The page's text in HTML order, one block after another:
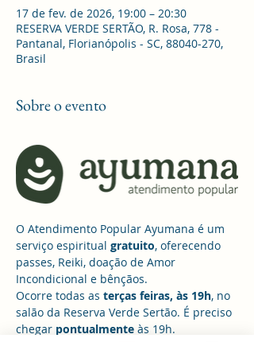
17 de fev. de 2026, 19:00 – 20:30
RESERVA VERDE SERTÃO, R. Rosa, 778 -
Pantanal, Florianópolis - SC, 88040-270,
Brasil
Sobre o evento
O Atendimento Popular Ayumana é um
serviço espiritual gratuito, oferecendo
passes, Reiki, doação de Amor
Incondicional e bênçãos.
Ocorre todas as terças feiras, às 19h, no
salão da Reserva Verde Sertão. É preciso
chegar pontualmente às 19h.